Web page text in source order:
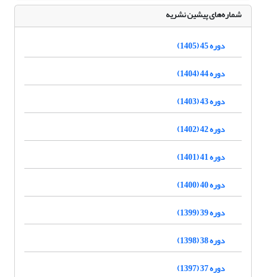
شماره‌های پیشین نشریه
دوره 45 (1405)
دوره 44 (1404)
دوره 43 (1403)
دوره 42 (1402)
دوره 41 (1401)
دوره 40 (1400)
دوره 39 (1399)
دوره 38 (1398)
دوره 37 (1397)